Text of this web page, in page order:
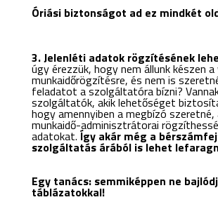
Óriási biztonságot ad ez mindkét
3. Jelenléti adatok rögzítésének
úgy érezzük, hogy nem állunk készen
munkaidőrögzítésre, és nem is
feladatot a szolgáltatóra bízni?
szolgáltatók, akik lehetőséget
hogy amennyiben a megbízó
munkaidő-adminisztrátorai
adatokat. Így akár még a
szolgáltatás árából is lehet
Egy tanács: semmiképpen ne
táblázatokkal!